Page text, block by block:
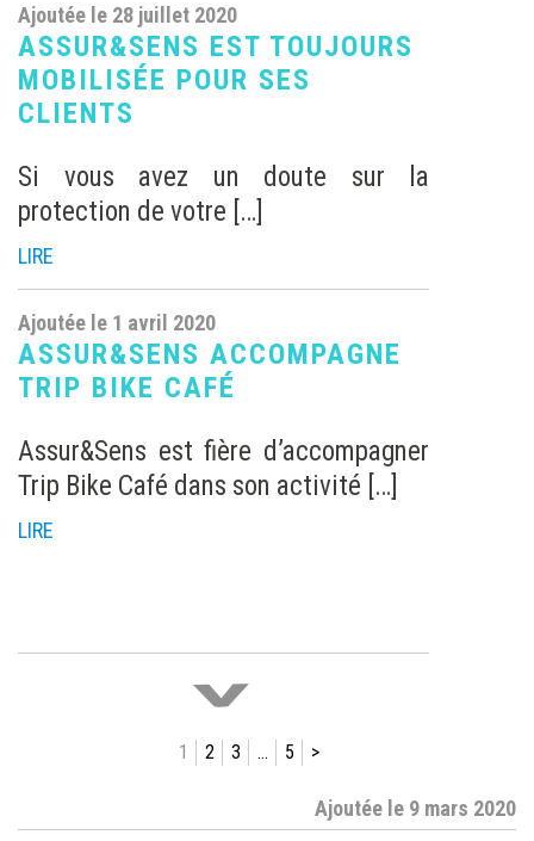
Ajoutée le 27 mars 2020
ASSUR&SENS RESTE
DISPONIBLE PENDANT LE
CONFINEMENT
Les équipes d’Assur&Sens restent
dédiées à leurs clients durant cette
[…]
LIRE
Ajoutée le 17 mars 2020
ASSUR&SENS ACCOMPAGNE
CONFINEMENT
L’équipe d’Assur&Sens est prête pour
>
1 2 3 … 5 >
Ajoutée le 9 mars 2020